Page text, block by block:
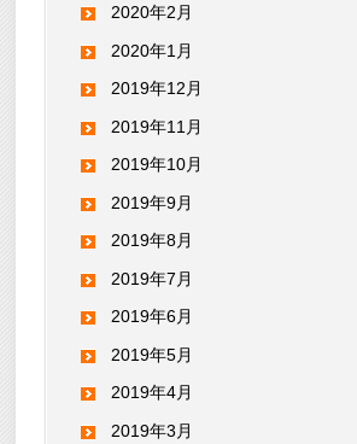
2020年2月
2020年1月
2019年12月
2019年11月
2019年10月
2019年9月
2019年8月
2019年7月
2019年6月
2019年5月
2019年4月
2019年3月